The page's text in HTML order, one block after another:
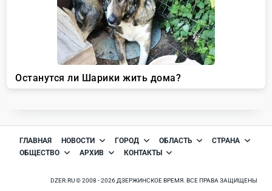
ГЛАВНАЯ НОВОСТИ ГОРОД ОБЛАСТЬ
СТРАНА
ОБЩЕСТВО
АРХИВ КОНТАКТЫ
DZER.RU © 2008 - 2026 ДЗЕРЖИНСКОЕ ВРЕМЯ. ВСЕ ПРАВА ЗАЩИЩЕНЫ